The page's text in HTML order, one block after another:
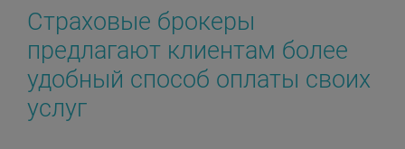
Страховые брокеры
предлагают клиентам более
удобный способ оплаты своих
услуг